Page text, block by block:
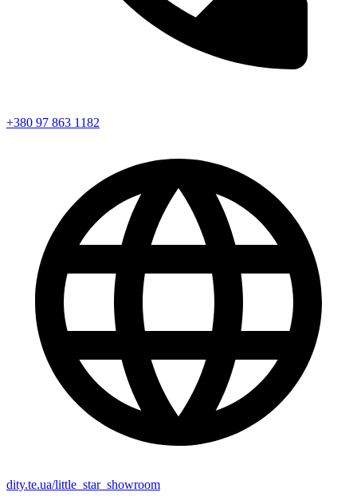
+380 97 863 1182
dity.te.ua/little_star_showroom